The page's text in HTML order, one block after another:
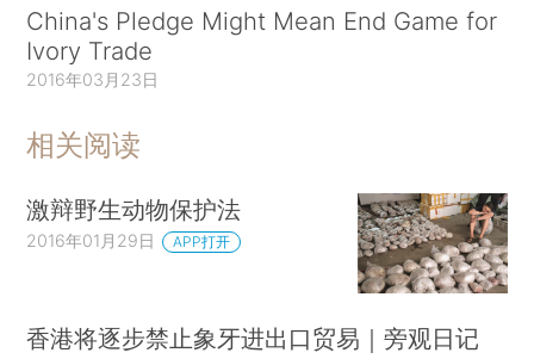
China's Pledge Might Mean End Game for
Ivory Trade
2016年03月23日
相关阅读
激辩野生动物保护法
2016年01月29日 APP打开
香港将逐步禁止象牙进出口贸易｜旁观日记